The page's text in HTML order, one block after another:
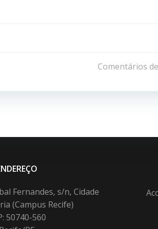
Comentários
Fernandes, s/n, Cidade
(Campus Recife)
50740-560